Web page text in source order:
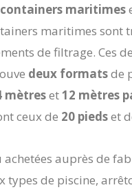
containers maritimes
maritimes sont
de filtrage. Ces
deux formatsde
mètreset12 mètres
ceux de 20 piedset
auprès de
types de piscine,